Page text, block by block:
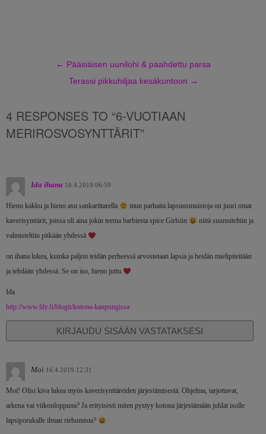
← Pääsiäisen uunilohi & paahdettu parsa
Terassi pikkuhiljaa kesäkuntoon →
4 RESPONSES TO “6-VUOTIAAN
MERIROSVOSYNTTÄRIT”
Ida ihana 16.4.2019 06:59
Hieno kakku ja hieno asu sankarittarella
mun parhaita lapsuusmuistoja on juuri omat
kaverisynttärit, joissa oli aina jokin teema barbiesta spice Girlsiin
niitä suunniteltiin ja
valmisteltiin pitkään yhdessä
on ihana lukea, kuinka paljon teidän perheessä arvostetaan lapsia ja heidän mielipiteitään
ja tehdään yhdessä. Se on iso, hieno juttu.
Ida
http://www.lily.fi/blogit/kotona-kaupungissa
KIRJAUDU SISÄÄN VASTATAKSESI
Moi 16.4.2019 12:31
Moi! Olisi kiva lukea myös kaverisynttäreiden järjestämisestä. Ohjelma, tarjottavat,
arkena vai viikonloppuna? Ja erityisesti miten pystyy kotona järjestämään juhlat isolle
lapsiporukalle ilman riehumista?